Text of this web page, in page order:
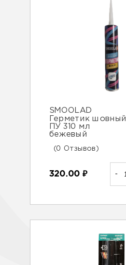
SMOOLAD
Герметик шовный
ПУ 310 мл
бежевый
(0 Отзывов)
320.00 ₽ -